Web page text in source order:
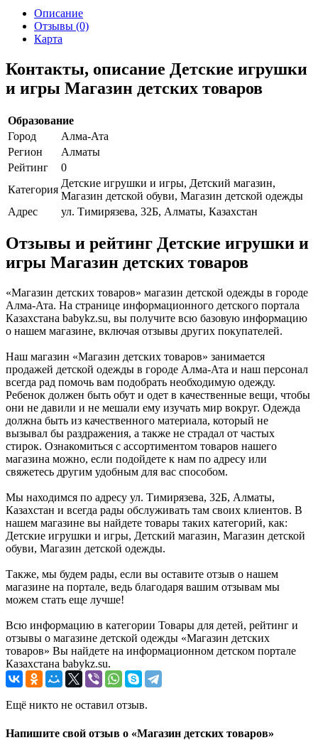
Описание
Отзывы (0)
Карта
Контакты, описание Детские игрушки
и игры Магазин детских товаров
Образование
Город
Алма-Ата
Регион
Алматы
Рейтинг
0
Категория
Детские игрушки и игры, Детский магазин,
Магазин детской обуви, Магазин детской одежды
Адрес
ул. Тимирязева, 32Б, Алматы, Казахстан
Отзывы и рейтинг Детские игрушки и
игры Магазин детских товаров
«Магазин детских товаров» магазин детской одежды в городе
Алма-Ата. На странице информационного детского портала
Казахстана babykz.su, вы получите всю базовую информацию
о нашем магазине, включая отзывы других покупателей.
Наш магазин «Магазин детских товаров» занимается
продажей детской одежды в городе Алма-Ата и наш персонал
всегда рад помочь вам подобрать необходимую одежду.
Ребенок должен быть обут и одет в качественные вещи, чтобы
они не давили и не мешали ему изучать мир вокруг. Одежда
должна быть из качественного материала, который не
вызывал бы раздражения, а также не страдал от частых
стирок. Ознакомиться с ассортиментом товаров нашего
магазина можно, если подойдете к нам по адресу или
свяжетесь другим удобным для вас способом.
Мы находимся по адресу ул. Тимирязева, 32Б, Алматы,
Казахстан и всегда рады обслуживать там своих клиентов. В
нашем магазине вы найдете товары таких категорий, как:
Детские игрушки и игры, Детский магазин, Магазин детской
обуви, Магазин детской одежды.
Также, мы будем рады, если вы оставите отзыв о нашем
магазине на портале, ведь благодаря вашим отзывам мы
можем стать еще лучше!
Всю информацию в категории Товары для детей, рейтинг и
отзывы о магазине детской одежды «Магазин детских
товаров» Вы найдете на информационном детском портале
Казахстана babykz.su.
Ещё никто не оставил отзыв.
Напишите свой отзыв о «Магазин детских товаров»